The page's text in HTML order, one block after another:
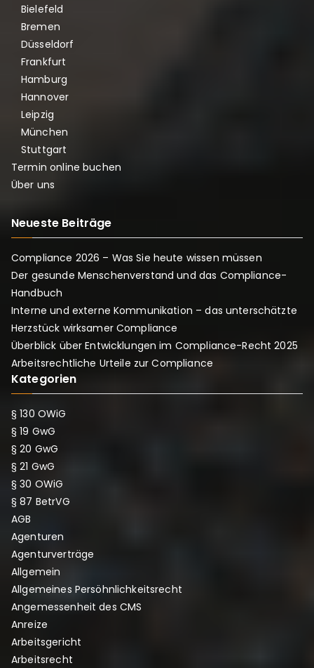
Bielefeld
Bremen
Düsseldorf
Frankfurt
Hamburg
Hannover
Leipzig
München
Stuttgart
Termin online buchen
Über uns
Neueste Beiträge
Compliance 2026 – Was Sie heute wissen müssen
Der gesunde Menschenverstand und das Compliance-
Handbuch
Interne und externe Kommunikation – das unterschätzte
Herzstück wirksamer Compliance
Überblick über Entwicklungen im Compliance-Recht 2025
Arbeitsrechtliche Urteile zur Compliance
Kategorien
§ 130 OWiG
§ 19 GwG
§ 20 GwG
§ 21 GwG
§ 30 OWiG
§ 87 BetrVG
AGB
Agenturen
Agenturverträge
Allgemein
Allgemeines Persöhnlichkeitsrecht
Angemessenheit des CMS
Anreize
Arbeitsgericht
Arbeitsrecht